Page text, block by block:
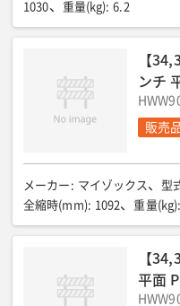
1030
重量(kg): 6.2
【
ンチ
販売
メーカー : マイゾックス 型
全縮時(mm): 1092 重量(kg):
【
平面